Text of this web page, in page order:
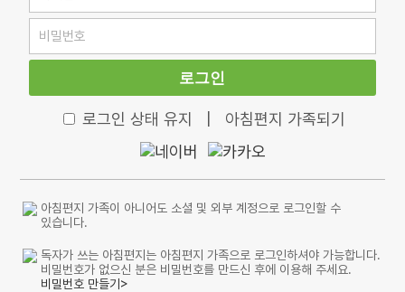
로그인
로그인 상태 유지 아침편지 가족되기
아침편지 가족이 아니어도 소셜 및 외부 계정으로 로그인할 수
있습니다.
독자가 쓰는 아침편지는 아침편지 가족으로 로그인하셔야 가능합니다.
비밀번호가 없으신 분은 비밀번호를 만드신 후에 이용해 주세요.
비밀번호 만들기>